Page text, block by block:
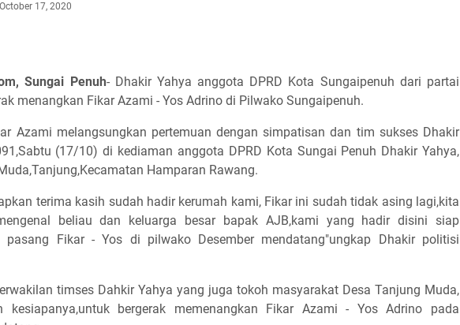
October 17, 2020
Sungai Penuh- Dhakir Yahya anggota DPRD Kota Sungaipenuh dari partai
menangkan Fikar Azami - Yos Adrino di Pilwako Sungaipenuh.
Azami melangsungkan pertemuan dengan simpatisan dan tim sukses Dhakir
(17/10) di kediaman anggota DPRD Kota Sungai Penuh Dhakir Yahya,
Hamparan Rawang.
terima kasih sudah hadir kerumah kami, Fikar ini sudah tidak asing lagi,kita
beliau dan keluarga besar bapak AJB,kami yang hadir disini siap
pasang Fikar - Yos di pilwako Desember mendatang"ungkap Dhakir politisi
timses Dahkir Yahya yang juga tokoh masyarakat Desa Tanjung Muda,
kesiapanya,untuk bergerak memenangkan Fikar Azami - Yos Adrino pada